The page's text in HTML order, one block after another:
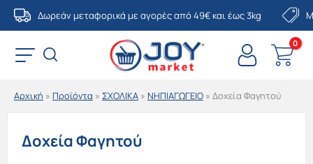
Μετάβαση
στο
περιεχόμενο
Δωρεάν μεταφορικά με αγορές από 49€ και έως 3kg
Αρχική » Προϊόντα » ΣΧΟΛΙΚΑ » ΝΗΠΙΑΓΩΓΕΙΟ » Δοχεία Φαγητού
Δοχεία Φαγητού